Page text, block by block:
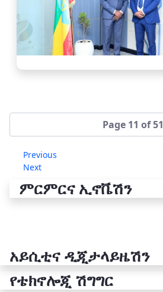
Page 11 of 51
Previous
Next
ምርምርና ኢኖቬሽን
አይሲቲና ዲጂታላይዜሽን
የቴክኖሎጂ ሽግግር